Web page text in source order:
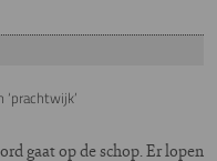
gaat op de schop. Er lopen